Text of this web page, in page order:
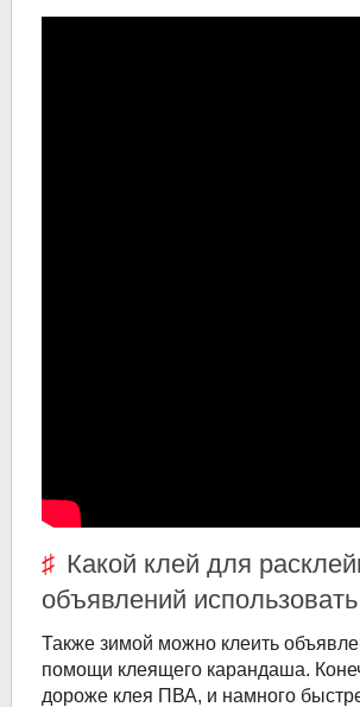
Какой клей для
объявлений
Также зимой можно клеить
помощи клеящего карандаша.
дороже клея ПВА, и намного